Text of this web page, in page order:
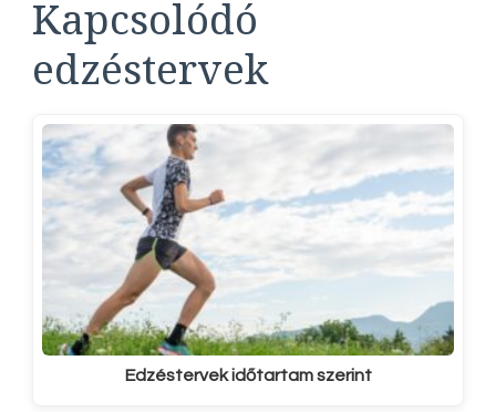
Kapcsolódó
edzéstervek
Edzéstervek időtartam szerint